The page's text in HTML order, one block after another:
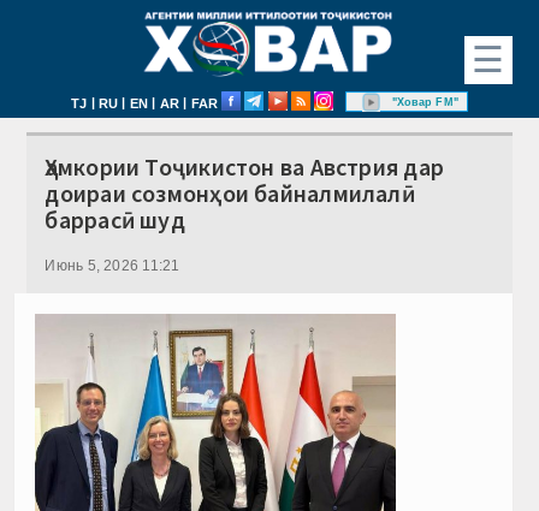
☰
TJ | RU | EN | AR | FAR "Ховар FM"
Ҳамкории Тоҷикистон ва Австрия дар
доираи созмонҳои байналмилалӣ
баррасӣ шуд
Июнь 5, 2026 11:21